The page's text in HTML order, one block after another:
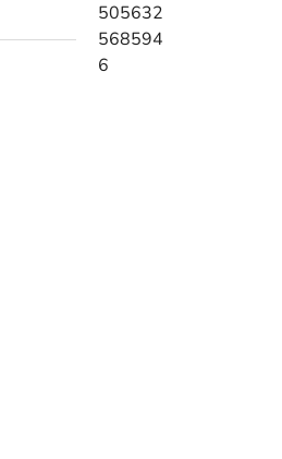
505632
568594
6